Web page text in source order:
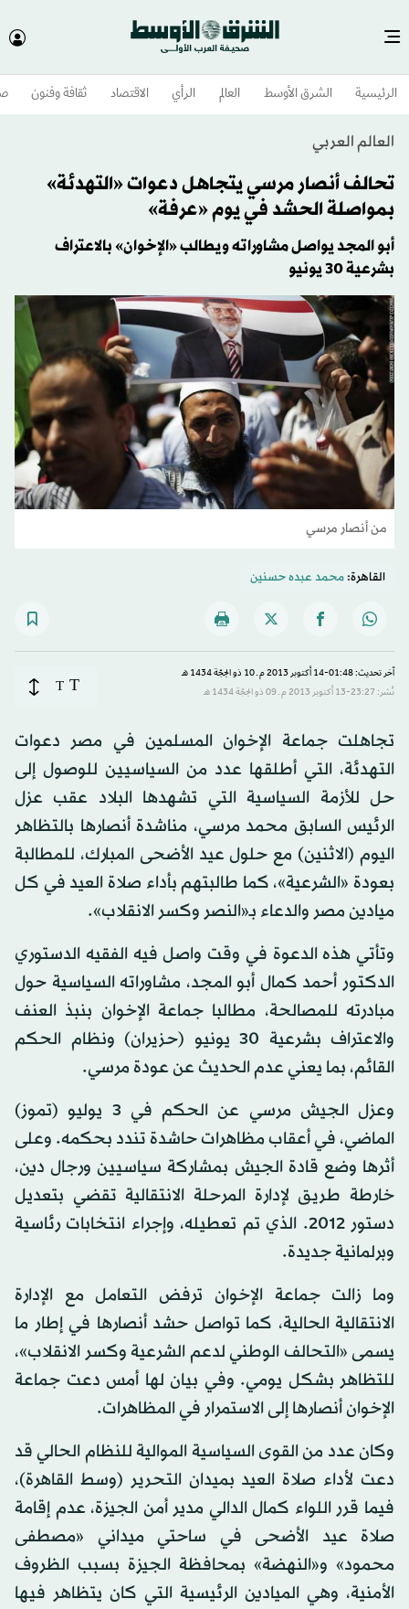
الرئيسية الشرق الأوسط​ العالم الرأي الاقتصاد ثقافة وفنون
العالم العربي
تحالف أنصار مرسي يتجاهل دعوات «التهدئة»
بمواصلة الحشد في يوم «عرفة»
أبو المجد يواصل مشاوراته ويطالب «الإخوان» بالاعتراف
بشرعية 30 يونيو
من أنصار مرسي
القاهرة:محمد عبده حسنين
آخر تحديث: 01:48-14 أكتوبر 2013 م ـ 10 ذو الحِجّة 1434 هـ
نُشر: 23:27-13 أكتوبر 2013 م ـ 09 ذو الحِجّة 1434 هـ
T
T
تجاهلت جماعة الإخوان المسلمين في مصر دعوات
التهدئة، التي أطلقها عدد من السياسيين للوصول إلى
حل للأزمة السياسية التي تشهدها البلاد عقب عزل
الرئيس السابق محمد مرسي، مناشدة أنصارها بالتظاهر
اليوم (الاثنين) مع حلول عيد الأضحى المبارك، للمطالبة
بعودة «الشرعية»، كما طالبتهم بأداء صلاة العيد في كل
ميادين مصر والدعاء بـ«النصر وكسر الانقلاب».
وتأتي هذه الدعوة في وقت واصل فيه الفقيه الدستوري
الدكتور أحمد كمال أبو المجد، مشاوراته السياسية حول
مبادرته للمصالحة، مطالبا جماعة الإخوان بنبذ العنف
والاعتراف بشرعية 30 يونيو (حزيران) ونظام الحكم
القائم، بما يعني عدم الحديث عن عودة مرسي.
وعزل الجيش مرسي عن الحكم في 3 يوليو (تموز)
الماضي، في أعقاب مظاهرات حاشدة تندد بحكمه. وعلى
أثرها وضع قادة الجيش بمشاركة سياسيين ورجال دين،
خارطة طريق لإدارة المرحلة الانتقالية تقضي بتعديل
دستور 2012. الذي تم تعطيله، وإجراء انتخابات رئاسية
وبرلمانية جديدة.
وما زالت جماعة الإخوان ترفض التعامل مع الإدارة
الانتقالية الحالية، كما تواصل حشد أنصارها في إطار ما
يسمى «التحالف الوطني لدعم الشرعية وكسر الانقلاب»،
للتظاهر بشكل يومي. وفي بيان لها أمس دعت جماعة
الإخوان أنصارها إلى الاستمرار في المظاهرات.
وكان عدد من القوى السياسية الموالية للنظام الحالي قد
دعت لأداء صلاة العيد بميدان التحرير (وسط القاهرة)،
فيما قرر اللواء كمال الدالي مدير أمن الجيزة، عدم إقامة
صلاة عيد الأضحى في ساحتي ميداني «مصطفى
محمود» و«النهضة» بمحافظة الجيزة بسبب الظروف
الأمنية، وهي الميادين الرئيسية التي كان يتظاهر فيها